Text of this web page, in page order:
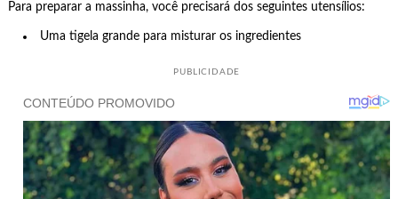
Para preparar a massinha, você precisará dos seguintes utensílios:
Uma tigela grande para misturar os ingredientes
PUBLICIDADE